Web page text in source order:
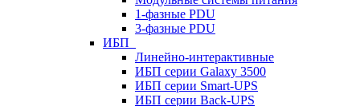
1-фазные PDU
3-фазные PDU
ИБП
Линейно-интерактивные
ИБП серии Galaxy 3500
ИБП серии Smart-UPS
ИБП серии Back-UPS